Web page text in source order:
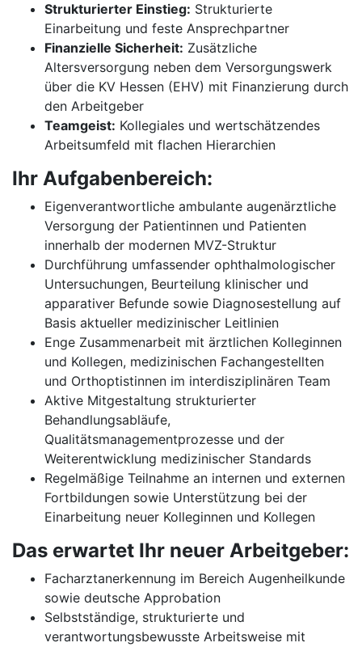
Strukturierter Einstieg: Strukturierte
Einarbeitung und feste Ansprechpartner
Finanzielle Sicherheit: Zusätzliche
Altersversorgung neben dem Versorgungswerk
über die KV Hessen (EHV) mit Finanzierung durch
den Arbeitgeber
Teamgeist: Kollegiales und wertschätzendes
Arbeitsumfeld mit flachen Hierarchien
Ihr Aufgabenbereich:
Eigenverantwortliche ambulante augenärztliche
Versorgung der Patientinnen und Patienten
innerhalb der modernen MVZ-Struktur
Durchführung umfassender ophthalmologischer
Untersuchungen, Beurteilung klinischer und
apparativer Befunde sowie Diagnosestellung auf
Basis aktueller medizinischer Leitlinien
Enge Zusammenarbeit mit ärztlichen Kolleginnen
und Kollegen, medizinischen Fachangestellten
und Orthoptistinnen im interdisziplinären Team
Aktive Mitgestaltung strukturierter
Behandlungsabläufe,
Qualitätsmanagementprozesse und der
Weiterentwicklung medizinischer Standards
Regelmäßige Teilnahme an internen und externen
Fortbildungen sowie Unterstützung bei der
Einarbeitung neuer Kolleginnen und Kollegen
Das erwartet Ihr neuer Arbeitgeber:
Facharztanerkennung im Bereich Augenheilkunde
sowie deutsche Approbation
Selbstständige, strukturierte und
verantwortungsbewusste Arbeitsweise mit